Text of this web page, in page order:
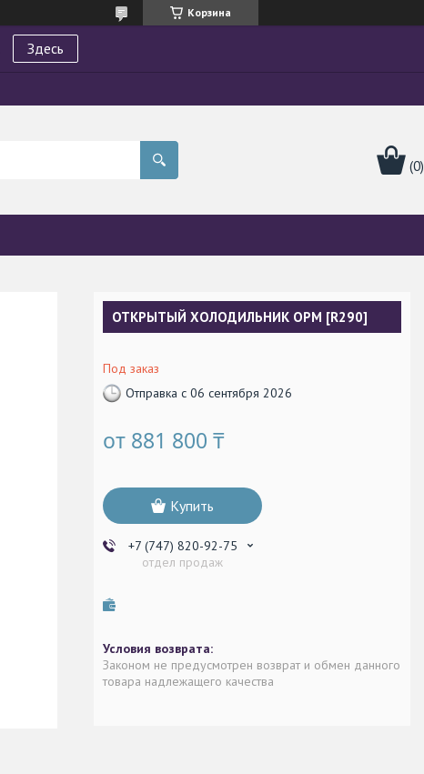
Корзина
Здесь
ОТКРЫТЫЙ ХОЛОДИЛЬНИК OPM [R290]
Под заказ
Отправка с 06 сентября 2026
от 881 800 ₸
Купить
+7 (747) 820-92-75
отдел продаж
Законом не предусмотрен возврат и обмен данного
товара надлежащего качества